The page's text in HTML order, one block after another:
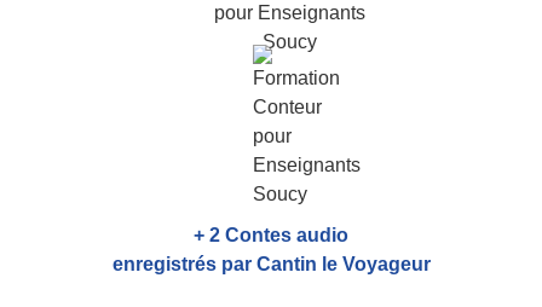
+ 2 Contes audio
enregistrés par Cantin le Voyageur